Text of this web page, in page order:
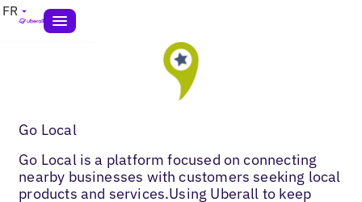
FR
Go Local
Go Local is a platform focused on connecting
nearby businesses with customers seeking local
products and services.Using Uberall to keep